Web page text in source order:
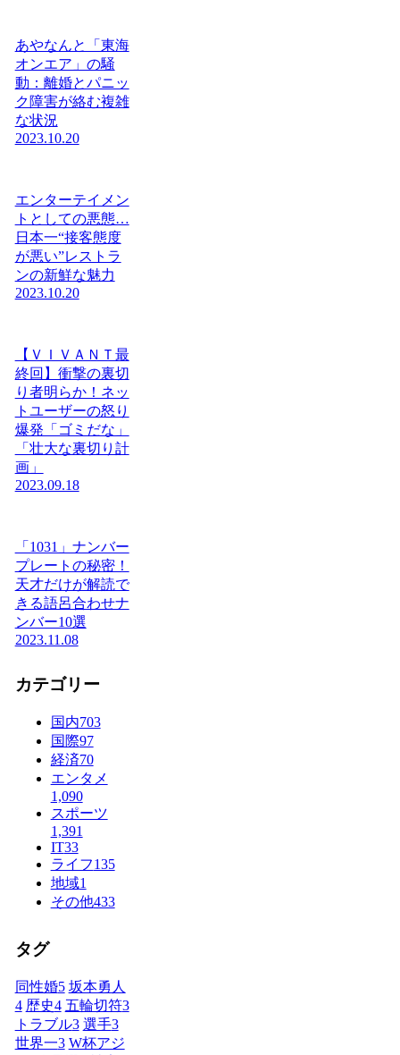
あやなんと「東海
オンエア」の騒
動：離婚とパニッ
ク障害が絡む複雑
な状況
2023.10.20
エンターテイメン
トとしての悪態…
日本一“接客態度
が悪い”レストラ
ンの新鮮な魅力
2023.10.20
【ＶＩＶＡＮＴ最
終回】衝撃の裏切
り者明らか！ネッ
トユーザーの怒り
爆発「ゴミだな」
「壮大な裏切り計
画」
2023.09.18
「1031」ナンバー
プレートの秘密！
天才だけが解読で
きる語呂合わせナ
ンバー10選
2023.11.08
カテゴリー
国内703
国際97
経済70
エンタメ
1,090
スポーツ
1,391
IT33
ライフ135
地域1
その他433
タグ
同性婚5 坂本勇人
4 歴史4 五輪切符3
トラブル3 選手3
世界一3 W杯アジ